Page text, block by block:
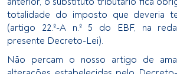
totalidade do imposto que deveria
(artigo 22.º-A n.º 5 do EBF, na
presente Decreto-Lei).
Não percam o nosso artigo de